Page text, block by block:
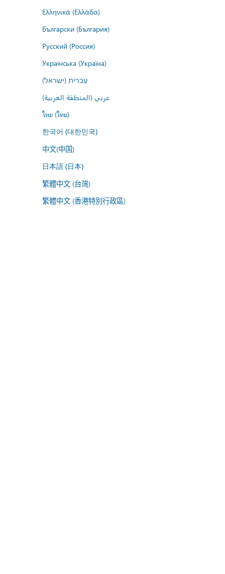
Ελληνικά (Ελλάδα)
Български (България)
Русский (Россия)
Українська (Україна)
עברית (ישראל)
عربي (المنطقة العربية)
ไทย (ไทย)
한국어 (대한민국)
中文(中国)
日本語 (日本)
繁體中文 (台灣)
繁體中文 (香港特別行政區)